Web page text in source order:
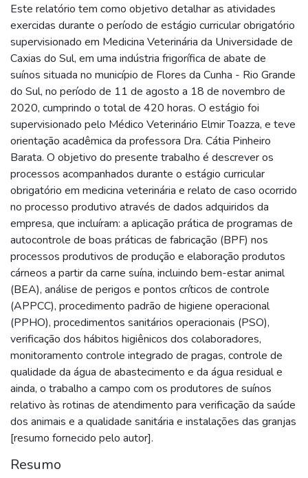
Este relatório tem como objetivo detalhar as atividades
exercidas durante o período de estágio curricular obrigatório
supervisionado em Medicina Veterinária da Universidade de
Caxias do Sul, em uma indústria frigorífica de abate de
suínos situada no município de Flores da Cunha - Rio Grande
do Sul, no período de 11 de agosto a 18 de novembro de
2020, cumprindo o total de 420 horas. O estágio foi
supervisionado pelo Médico Veterinário Elmir Toazza, e teve
orientação acadêmica da professora Dra. Cátia Pinheiro
Barata. O objetivo do presente trabalho é descrever os
processos acompanhados durante o estágio curricular
obrigatório em medicina veterinária e relato de caso ocorrido
no processo produtivo através de dados adquiridos da
empresa, que incluíram: a aplicação prática de programas de
autocontrole de boas práticas de fabricação (BPF) nos
processos produtivos de produção e elaboração produtos
cárneos a partir da carne suína, incluindo bem-estar animal
(BEA), análise de perigos e pontos críticos de controle
(APPCC), procedimento padrão de higiene operacional
(PPHO), procedimentos sanitários operacionais (PSO),
verificação dos hábitos higiênicos dos colaboradores,
monitoramento controle integrado de pragas, controle de
qualidade da água de abastecimento e da água residual e
ainda, o trabalho a campo com os produtores de suínos
relativo às rotinas de atendimento para verificação da saúde
dos animais e a qualidade sanitária e instalações das granjas
[resumo fornecido pelo autor].
Resumo